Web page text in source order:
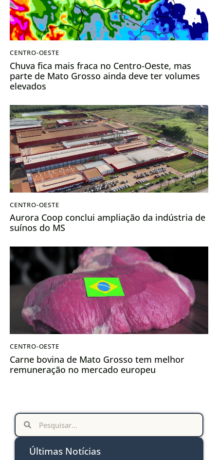
CENTRO-OESTE
Chuva fica mais fraca no Centro-Oeste, mas
parte de Mato Grosso ainda deve ter volumes
elevados
CENTRO-OESTE
Aurora Coop conclui ampliação da indústria de
suínos do MS
CENTRO-OESTE
Carne bovina de Mato Grosso tem melhor
remuneração no mercado europeu
Últimas Notícias